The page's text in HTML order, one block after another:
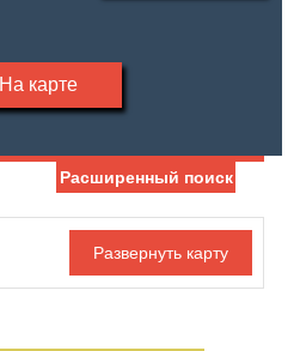
На карте
Жилая площадь
—
Площадь кухни
Расширенный поиск